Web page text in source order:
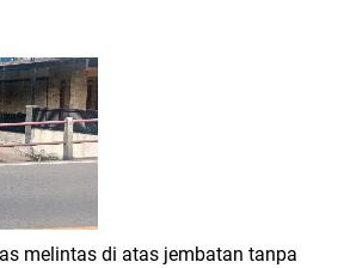
melintas di atas jembatan tanpa